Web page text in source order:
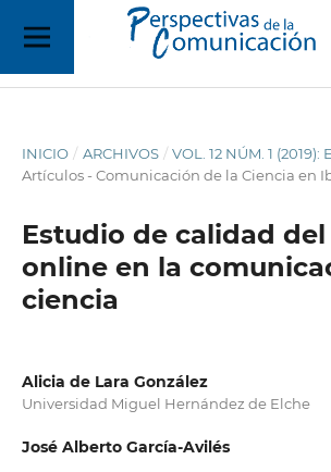
INICIO / ARCHIVOS / VOL. 12 NÚM. 1 (2019):
Artículos - Comunicación de la Ciencia en
Estudio de calidad
online en la
ciencia
Alicia de Lara González
Universidad Miguel Hernández de Elche
José Alberto García-Avilés